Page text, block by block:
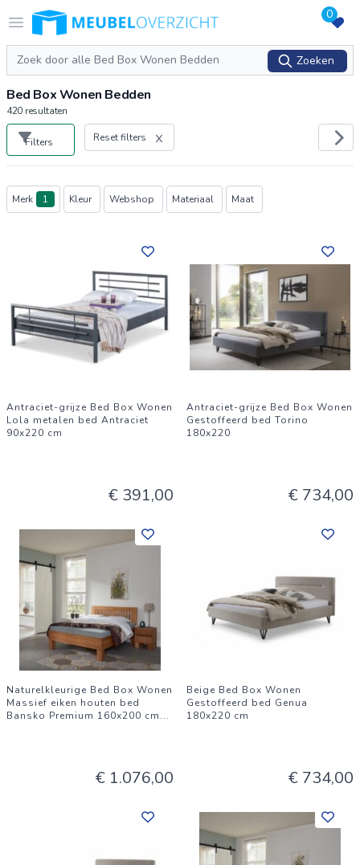
Open menu
Logo Meubeloverzicht.nl 0
Zoeken
Zoeken
Bed Box Wonen Bedden
420 resultaten
Filters Reset filters
Producten
Merk 1 Kleur Webshop Materiaal Maat
Antraciet-grijze Bed Box Wonen
Lola metalen bed Antraciet
90x220 cm
€ 391,00
Antraciet-grijze Bed Box Wonen
Gestoffeerd bed Torino
180x220
€ 734,00
Naturelkleurige Bed Box Wonen
Massief eiken houten bed
Bansko Premium 160x200 cm...
€ 1.076,00
Beige Bed Box Wonen
Gestoffeerd bed Genua
180x220 cm
€ 734,00